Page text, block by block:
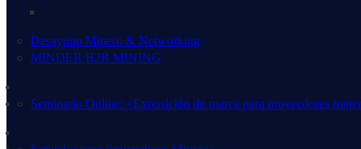
Desayuno Minero & Networking
MINDER B2B MINING
Seminario Online: «Exposición de marca para proveedores